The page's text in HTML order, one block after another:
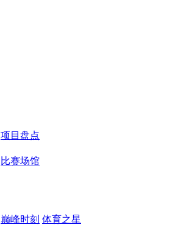
项目盘点
比赛场馆
巅峰时刻 体育之星